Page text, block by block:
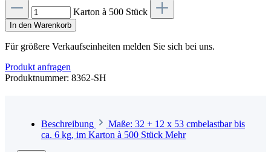
Karton à 500 Stück
In den Warenkorb
Für größere Verkaufseinheiten melden Sie sich bei uns.
Produkt anfragen
Produktnummer: 8362-SH
Beschreibung
Maße: 32 + 12 x 53 cmbelastbar bis
ca. 6 kg, im Karton à 500 Stück Mehr